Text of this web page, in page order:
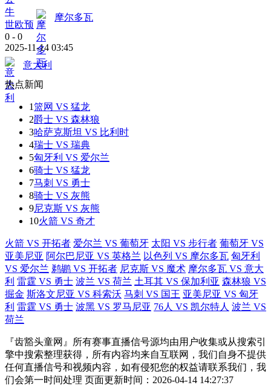
世欧预
摩尔多瓦
0 - 0
2025-11-14 03:45
意大利
热点新闻
1篮网 VS 猛龙
2爵士 VS 森林狼
3哈萨克斯坦 VS 比利时
4瑞士 VS 瑞典
5匈牙利 VS 爱尔兰
6骑士 VS 猛龙
7马刺 VS 勇士
8骑士 VS 灰熊
9尼克斯 VS 灰熊
10火箭 VS 奇才
火箭 VS 开拓者 爱尔兰 VS 葡萄牙 太阳 VS 步行者 葡萄牙 VS
亚美尼亚 阿尔巴尼亚 VS 英格兰 以色列 VS 摩尔多瓦 匈牙利
VS 爱尔兰 鹈鹕 VS 开拓者 尼克斯 VS 魔术 摩尔多瓦 VS 意大
利 雷霆 VS 勇士 波兰 VS 荷兰 土耳其 VS 保加利亚 森林狼 VS
掘金 斯洛文尼亚 VS 科索沃 马刺 VS 国王 亚美尼亚 VS 匈牙
利 雷霆 VS 勇士 波黑 VS 罗马尼亚 76人 VS 凯尔特人 波兰 VS
荷兰
『齿豁头童网』所有赛事直播信号源均由用户收集或从搜索引
擎中搜索整理获得，所有内容均来自互联网，我们自身不提供
任何直播信号和视频内容，如有侵犯您的权益请联系我们，我
们会第一时间处理 页面更新时间：2026-04-14 14:27:37